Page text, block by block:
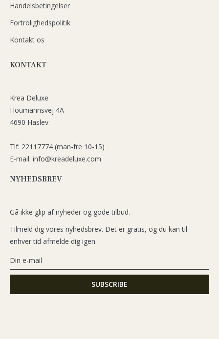
Handelsbetingelser
Fortrolighedspolitik
Kontakt os
KONTAKT
Krea Deluxe
Houmannsvej 4A
4690 Haslev
Tlf: 22117774 (man-fre 10-15)
E-mail: info@kreadeluxe.com
NYHEDSBREV
Gå ikke glip af nyheder og gode tilbud.
Tilmeld dig vores nyhedsbrev. Det er gratis, og du kan til
enhver tid afmelde dig igen.